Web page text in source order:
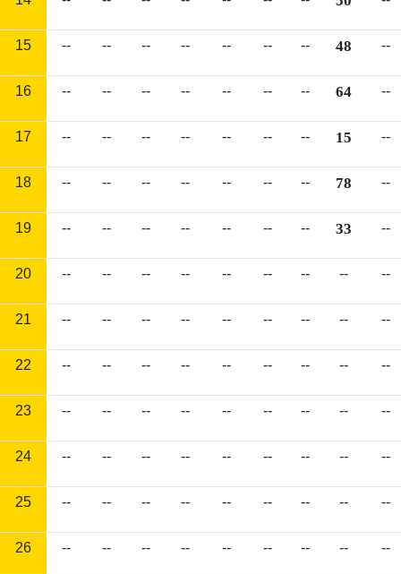
15 -- -- -- -- -- -- -- 48 --
16 -- -- -- -- -- -- -- 64 --
17 -- -- -- -- -- -- -- 15 --
18 -- -- -- -- -- -- -- 78 --
19 -- -- -- -- -- -- -- 33 --
20 -- -- -- -- -- -- -- -- --
21 -- -- -- -- -- -- -- -- --
22 -- -- -- -- -- -- -- -- --
23 -- -- -- -- -- -- -- -- --
24 -- -- -- -- -- -- -- -- --
25 -- -- -- -- -- -- -- -- --
26 -- -- -- -- -- -- -- -- --